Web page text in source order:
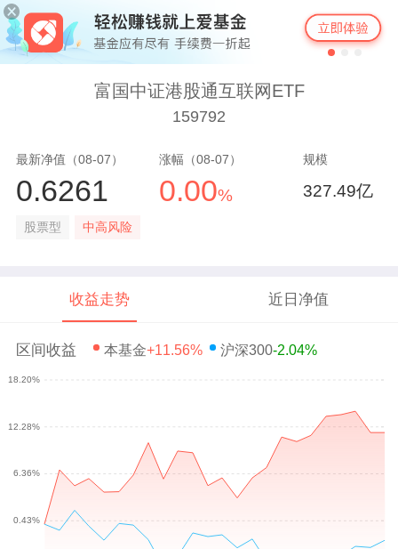
富国中证港股通互联网ETF
159792
最新净值（08-07）
0.6261
涨幅（08-07）
0.00%
规模
327.49亿
股票型 中高风险
收益走势 近日净值
区间收益 本基金+11.56% 沪深300-2.04%